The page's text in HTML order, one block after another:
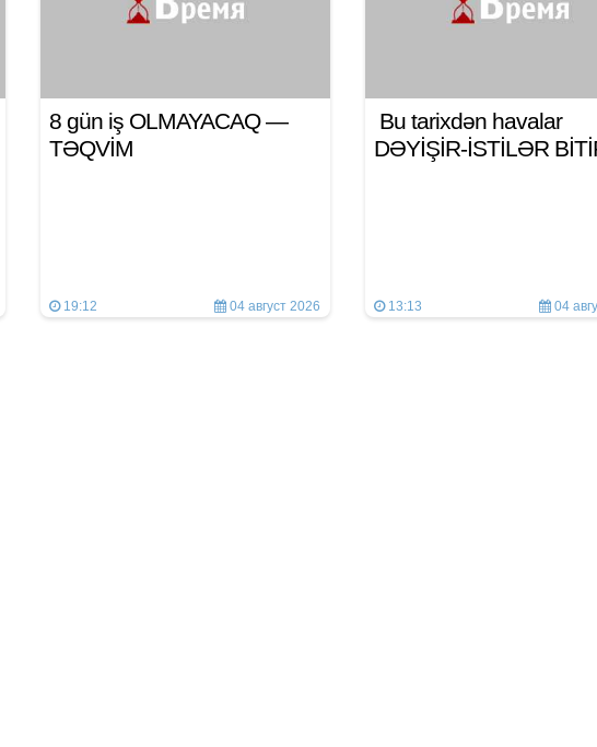
8 gün iş OLMAYACAQ —
TƏQVİM
19:12 04 август 2026
Bu tarixdən havalar
DƏYİŞİR-İSTİLƏR
13:13 04